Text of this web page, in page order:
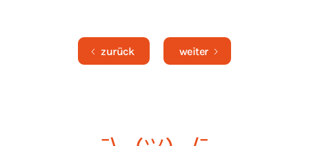
zurück weiter